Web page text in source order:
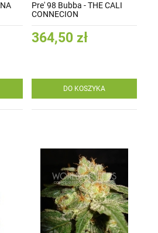
Pre' 98 Bubba - THE CALI
CONNECION
364,50 zł
DO KOSZYKA